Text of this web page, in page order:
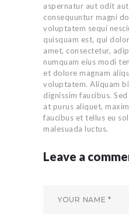
aspernatur aut odit
consequuntur magni
voluptatem sequi
quisquam est, qui
amet, consectetur,
numquam eius modi
et dolore magnam
voluptatem. Aliquam
dignissim faucibus.
at purus aliquet,
faucibus et tellus eu
malesuada luctus.
Leave a